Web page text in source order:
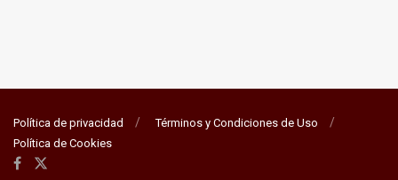
Política de privacidad
Términos y Condiciones de Uso
Política de Cookies